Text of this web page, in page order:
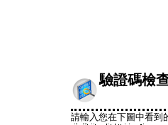
驗證碼檢
請輸入您在下圖中看到